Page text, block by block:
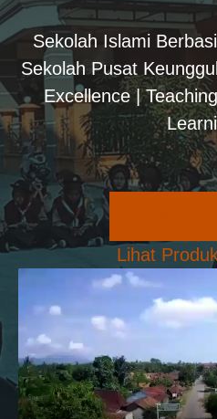
Sekolah Islami
Sekolah Pusat
Excellence |
Lihat